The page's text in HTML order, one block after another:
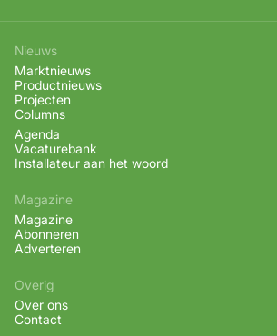
Nieuws
Marktnieuws
Productnieuws
Projecten
Columns
Agenda
Vacaturebank
Installateur aan het woord
Magazine
Magazine
Abonneren
Adverteren
Overig
Over ons
Contact